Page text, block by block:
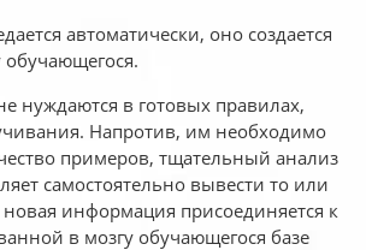
автоматически, оно создается
обучающегося.
нуждаются в готовых правилах,
Напротив, им необходимо
примеров, тщательный анализ
самостоятельно вывести то или
информация присоединяется к
в мозгу обучающегося базе